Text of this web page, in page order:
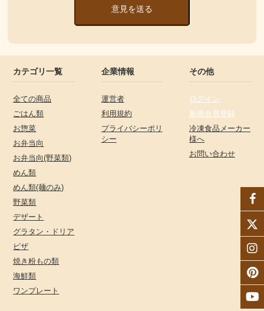
意見を送る
カテゴリ一覧
全ての商品
ごはん類
お惣菜
お弁当向
お弁当向(野菜類)
めん類
めん類(麺のみ)
野菜類
デザート
グラタン・ドリア
ピザ
焼き粉もの類
海鮮類
ワンプレート
企業情報
運営者
利用規約
プライバシーポリ
シー
その他
ログイン
新規会員登録
冷凍食品メーカー
様へ
お問い合わせ